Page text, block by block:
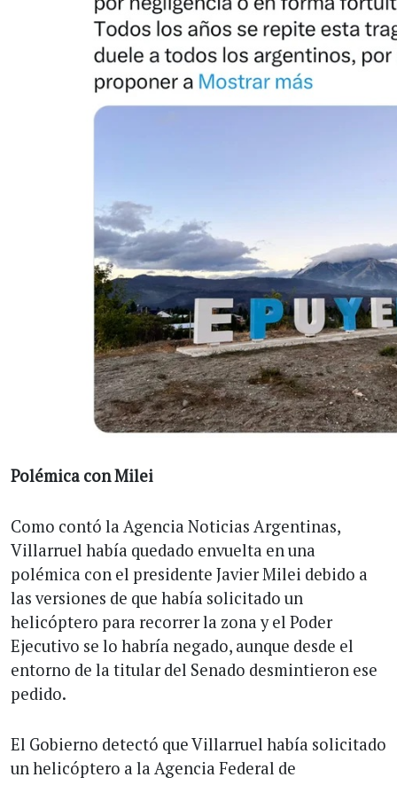
Polémica con Milei
Como contó la Agencia Noticias Argentinas,
Villarruel había quedado envuelta en una
polémica con el presidente Javier Milei debido a
las versiones de que había solicitado un
helicóptero para recorrer la zona y el Poder
Ejecutivo se lo habría negado, aunque desde el
entorno de la titular del Senado desmintieron ese
pedido.
El Gobierno detectó que Villarruel había solicitado
un helicóptero a la Agencia Federal de